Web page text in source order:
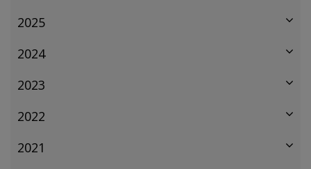
2025
2024
2023
2022
2021